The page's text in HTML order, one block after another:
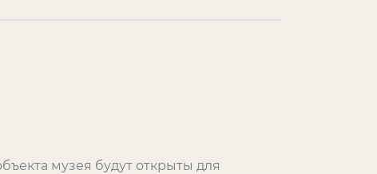
музея будут открыты для